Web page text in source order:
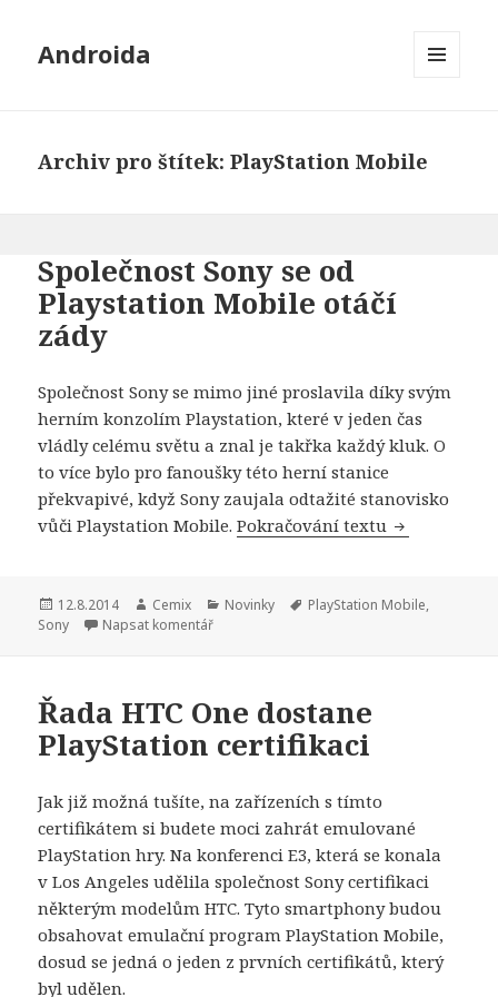
Androida
Archiv pro štítek: PlayStation Mobile
Společnost Sony se od
Playstation Mobile otáčí
zády
Společnost Sony se mimo jiné proslavila díky svým
herním konzolím Playstation, které v jeden čas
vládly celému světu a znal je takřka každý kluk. O
to více bylo pro fanoušky této herní stanice
překvapivé, když Sony zaujala odtažité stanovisko
vůči Playstation Mobile.Pokračování textu Společnost
Publikováno:
12.8.2014 Autor:
Cemix Rubriky:
Novinky Štítky:
PlayStation Mobile,
Sony
Napsat komentář
Řada HTC One dostane
PlayStation certifikaci
Jak již možná tušíte, na zařízeních s tímto
certifikátem si budete moci zahrát emulované
PlayStation hry. Na konferenci E3, která se konala
v Los Angeles udělila společnost Sony certifikaci
některým modelům HTC. Tyto smartphony budou
obsahovat emulační program PlayStation Mobile,
dosud se jedná o jeden z prvních certifikátů, který
byl udělen.